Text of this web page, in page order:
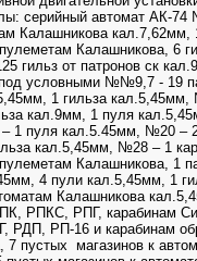
серийный автомат АК-74
Калашникова
Калашникова, 6
гильз от патронов ск
под условными №№9,7 - 19
1 гильза
кал.9мм, 1 пуля
1 пуля кал.5.45мм, №20 –
кал.5,45мм, №28 – 1
Калашникова, 1
4 пули кал.5,45мм, 1
Калашникова
РПКС, РПГ, карабинам
РДП, РП-16 и карабинам
7 пустых магазинов к